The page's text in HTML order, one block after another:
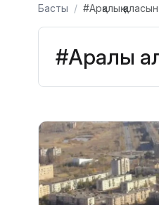
Басты #Арқалық
#Арқалық